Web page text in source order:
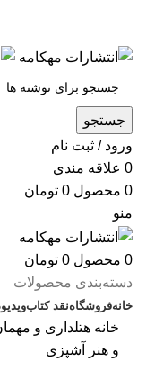
جستجو
ورود / ثبت نام
0 علاقه مندی
0 محصول 0 تومان
منو
0 محصول 0 تومان
دسته‌بندی محصولات
خانهفروشگاهنقد کتابویدیو
خانه هتلداری و
و هنر آشپزی